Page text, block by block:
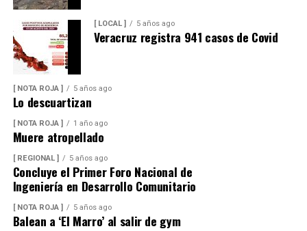
[ LOCAL ] 5 años ago
Veracruz registra 941 casos de Covid
[ NOTA ROJA ] 5 años ago
Lo descuartizan
[ NOTA ROJA ] 1 año ago
Muere atropellado
[ REGIONAL ] 5 años ago
Concluye el Primer Foro Nacional de
Ingeniería en Desarrollo Comunitario
[ NOTA ROJA ] 5 años ago
Balean a ‘El Marro’ al salir de gym